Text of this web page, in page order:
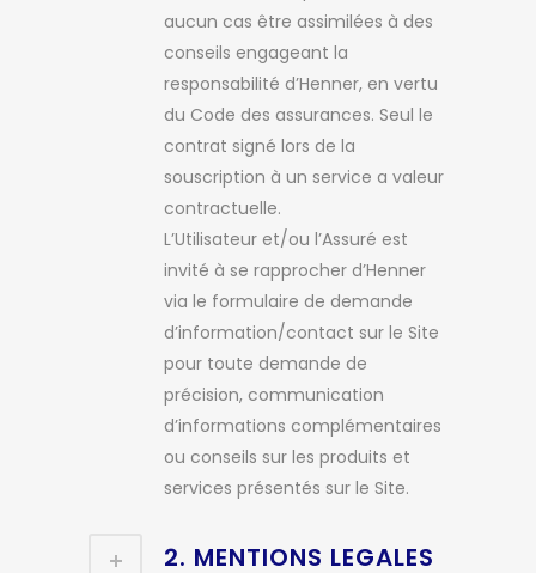
aucun cas être assimilées à des
conseils engageant la
responsabilité d’Henner, en vertu
du Code des assurances. Seul le
contrat signé lors de la
souscription à un service a valeur
contractuelle.
L’Utilisateur et/ou l’Assuré est
invité à se rapprocher d’Henner
via le formulaire de demande
d’information/contact sur le Site
pour toute demande de
précision, communication
d’informations complémentaires
ou conseils sur les produits et
services présentés sur le Site.
2. MENTIONS LEGALES